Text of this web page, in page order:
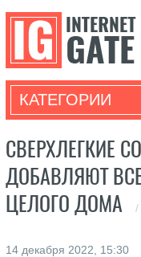
КАТЕГОРИИ
СВЕРХЛЕГКИЕ
ДОБАВЛЯЮТ
ЦЕЛОГО ДОМА
/
14 декабря 2022, 15:30